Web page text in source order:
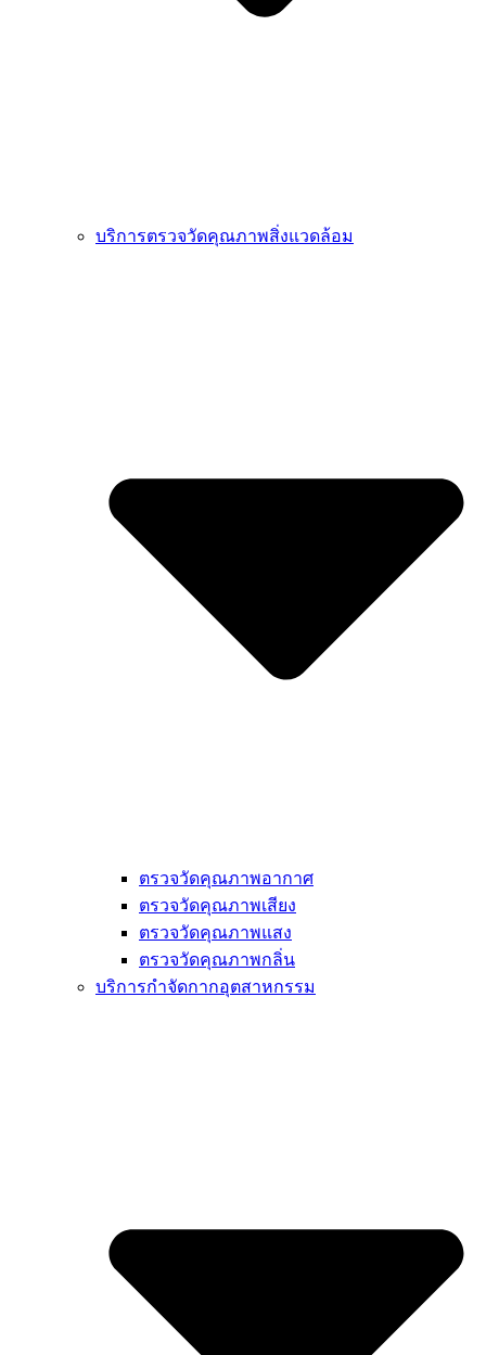
บริการตรวจวัดคุณภาพสิ่งแวดล้อม
ตรวจวัดคุณภาพอากาศ
ตรวจวัดคุณภาพเสียง
ตรวจวัดคุณภาพแสง
ตรวจวัดคุณภาพกลิ่น
บริการกำจัดกากอุตสาหกรรม